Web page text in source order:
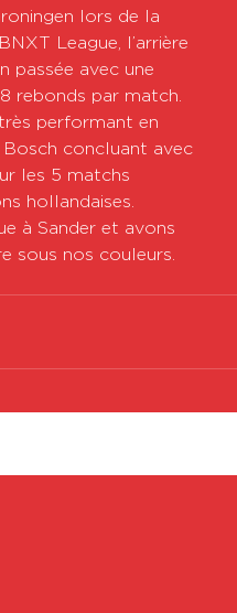
lors de la
League, l’arrière
passée avec une
rebonds par match.
performant en
concluant avec
les 5 matchs
hollandaises.
à Sander et avons
sous nos couleurs.